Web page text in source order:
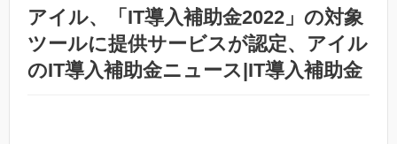
アイル、「IT導入補助金2022」の対象
ツールに提供サービスが認定、アイル
のIT導入補助金ニュース|IT導入補助金